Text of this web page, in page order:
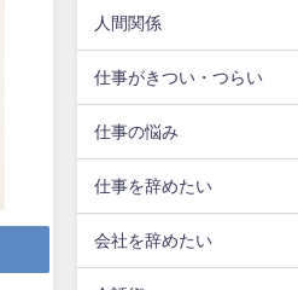
人間関係
仕事がきつい・つらい
仕事の悩み
仕事を辞めたい
会社を辞めたい